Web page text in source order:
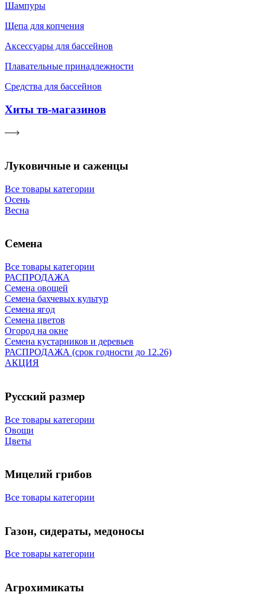
Шампуры
Щепа для копчения
Аксессуары для бассейнов
Плавательные принадлежности
Средства для бассейнов
Хиты тв-магазинов
Луковичные и саженцы
Все товары категории
Осень
Весна
Семена
Все товары категории
РАСПРОДАЖА
Семена овощей
Семена бахчевых культур
Семена ягод
Семена цветов
Огород на окне
Семена кустарников и деревьев
РАСПРОДАЖА (срок годности до 12.26)
АКЦИЯ
Русский размер
Все товары категории
Овощи
Цветы
Мицелий грибов
Все товары категории
Газон, сидераты, медоносы
Все товары категории
Агрохимикаты